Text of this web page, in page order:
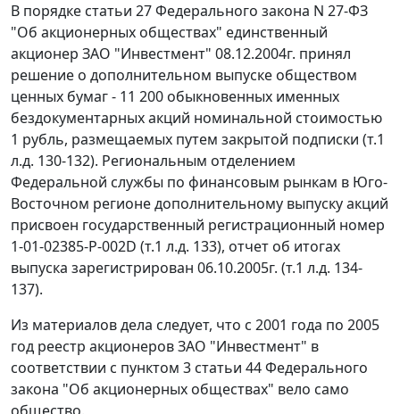
В порядке статьи 27 Федерального закона N 27-ФЗ
"Об акционерных обществах" единственный
акционер ЗАО "Инвестмент" 08.12.2004г. принял
решение о дополнительном выпуске обществом
ценных бумаг - 11 200 обыкновенных именных
бездокументарных акций номинальной стоимостью
1 рубль, размещаемых путем закрытой подписки (т.1
л.д. 130-132). Региональным отделением
Федеральной службы по финансовым рынкам в Юго-
Восточном регионе дополнительному выпуску акций
присвоен государственный регистрационный номер
1-01-02385-Р-002D (т.1 л.д. 133), отчет об итогах
выпуска зарегистрирован 06.10.2005г. (т.1 л.д. 134-
137).
Из материалов дела следует, что с 2001 года по 2005
год реестр акционеров ЗАО "Инвестмент" в
соответствии с пунктом 3 статьи 44 Федерального
закона "Об акционерных обществах" вело само